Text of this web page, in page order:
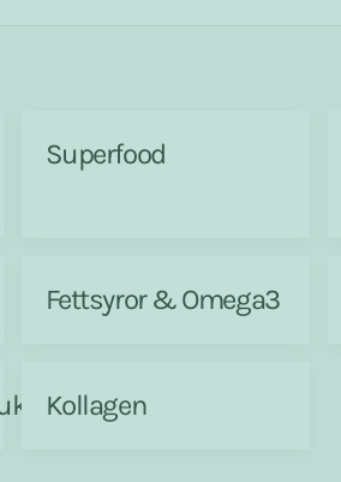
Superfood
Fettsyror & Omega3
Kollagen